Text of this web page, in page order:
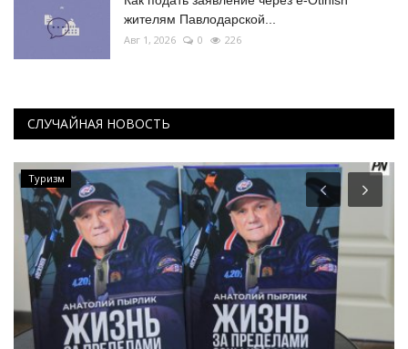
жителям Павлодарской...
Авг 1, 2026 0 226
СЛУЧАЙНАЯ НОВОСТЬ
Туризм